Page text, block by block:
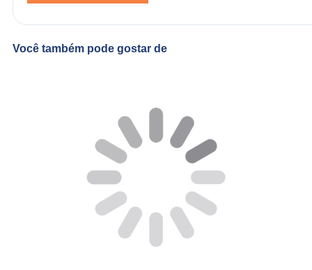
Você também pode gostar de